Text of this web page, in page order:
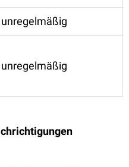
unregelmäßig
unregelmäßig